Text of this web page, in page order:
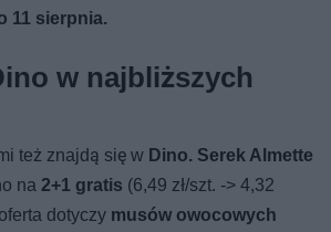
11 sierpnia.
w najbliższych
też znajdą się w Dino. Serek Almette
na2+1 gratis (6,49 zł/szt. -> 4,32
dotyczy musów owocowych